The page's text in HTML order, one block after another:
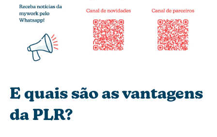
E quais são as vantagens
da PLR?